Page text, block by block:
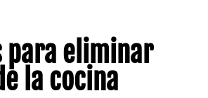
para eliminar
la cocina